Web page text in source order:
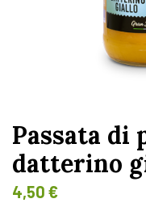
Passata di
datterino
4,50 €